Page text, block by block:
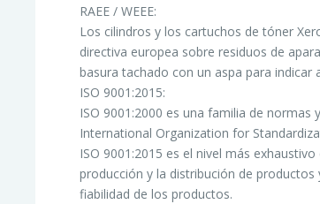
RAEE / WEEE:
Los cilindros y los cartuchos de tóner
directiva europea sobre residuos de
basura tachado con un aspa para
ISO 9001:2015:
ISO 9001:2000 es una familia de
International Organization for
ISO 9001:2015 es el nivel más
producción y la distribución de
fiabilidad de los productos.